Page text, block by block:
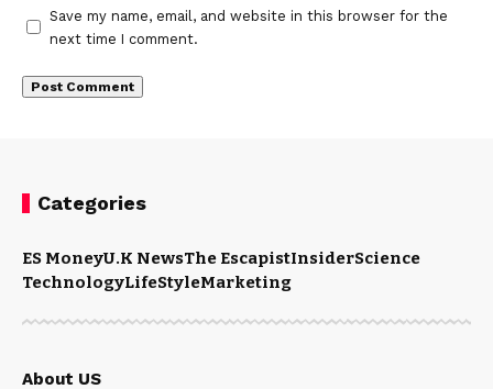
Save my name, email, and website in this browser for the
next time I comment.
Categories
ES MoneyU.K NewsThe EscapistInsiderScience
TechnologyLifeStyleMarketing
About US